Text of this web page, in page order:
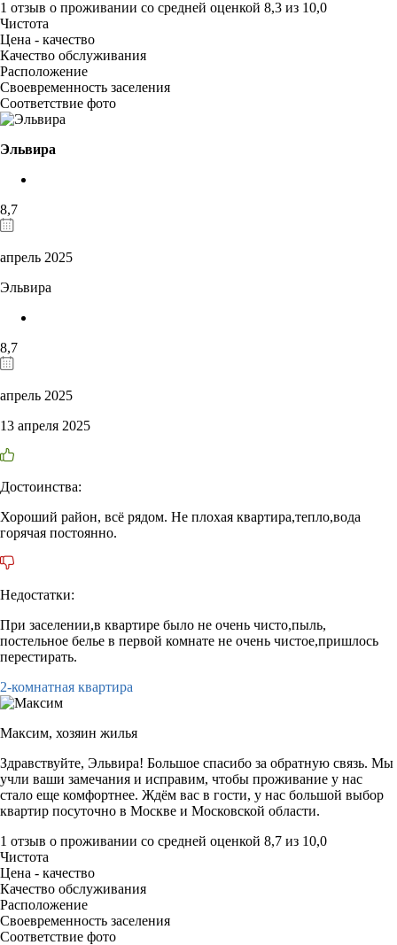
1 отзыв о проживании со средней оценкой 8,3 из 10,0
Чистота
Цена - качество
Качество обслуживания
Расположение
Своевременность заселения
Соответствие фото
Эльвира
8,7
апрель 2025
Эльвира
8,7
апрель 2025
13 апреля 2025
Достоинства:
Хороший район, всё рядом. Не плохая квартира,тепло,вода
горячая постоянно.
Недостатки:
При заселении,в квартире было не очень чисто,пыль,
постельное белье в первой комнате не очень чистое,пришлось
перестирать.
2-комнатная квартира
Максим, хозяин жилья
Здравствуйте, Эльвира! Большое спасибо за обратную связь. Мы
учли ваши замечания и исправим, чтобы проживание у нас
стало еще комфортнее. Ждём вас в гости, у нас большой выбор
квартир посуточно в Москве и Московской области.
1 отзыв о проживании со средней оценкой 8,7 из 10,0
Чистота
Цена - качество
Качество обслуживания
Расположение
Своевременность заселения
Соответствие фото